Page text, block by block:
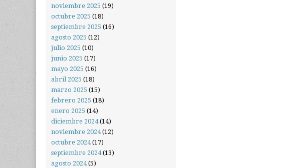
noviembre 2025 (19)
octubre 2025 (18)
septiembre 2025 (16)
agosto 2025 (12)
julio 2025 (10)
junio 2025 (17)
mayo 2025 (16)
abril 2025 (18)
marzo 2025 (15)
febrero 2025 (18)
enero 2025 (14)
diciembre 2024(14)
noviembre 2024(12)
octubre 2024(17)
septiembre 2024(13)
agosto 2024(5)